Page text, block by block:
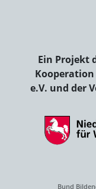
Ein Projekt
Kooperation
e.V. und der
Bund